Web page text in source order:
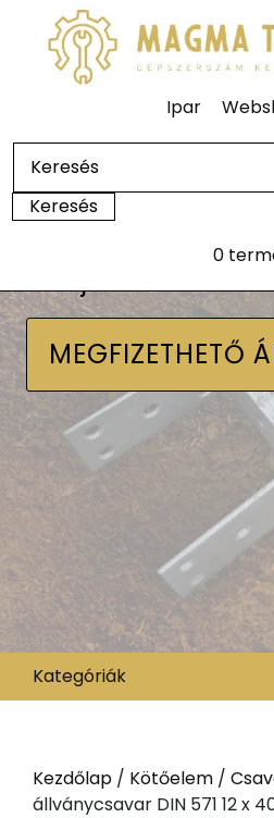
Ipar
0
MEGFIZETHETŐ
Kategóriák
Kezdőlap / Kötőelem /
állványcsavar DIN 571 12 x